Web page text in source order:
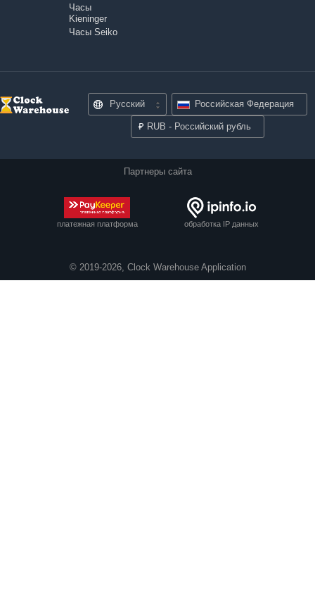
Часы
Kieninger
Часы Seiko
Русский Российская Федерация
₽ RUB - Российский рубль
Партнеры сайта
платежная платформа обработка IP данных
© 2019-2026, Clock Warehouse Application